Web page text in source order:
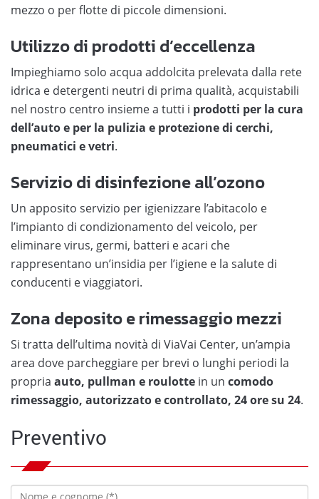
mezzo o per flotte di piccole dimensioni.
Utilizzo di prodotti d’eccellenza
Impieghiamo solo acqua addolcita prelevata dalla rete
idrica e detergenti neutri di prima qualità, acquistabili
nel nostro centro insieme a tutti i prodotti per la cura
dell’auto e per la pulizia e protezione di cerchi,
pneumatici e vetri.
Servizio di disinfezione all’ozono
Un apposito servizio per igienizzare l’abitacolo e
l’impianto di condizionamento del veicolo, per
eliminare virus, germi, batteri e acari che
rappresentano un’insidia per l’igiene e la salute di
conducenti e viaggiatori.
Zona deposito e rimessaggio mezzi
Si tratta dell’ultima novità di ViaVai Center, un’ampia
area dove parcheggiare per brevi o lunghi periodi la
propria auto, pullman e roulotte in un comodo
rimessaggio, autorizzato e controllato, 24 ore su 24.
Preventivo